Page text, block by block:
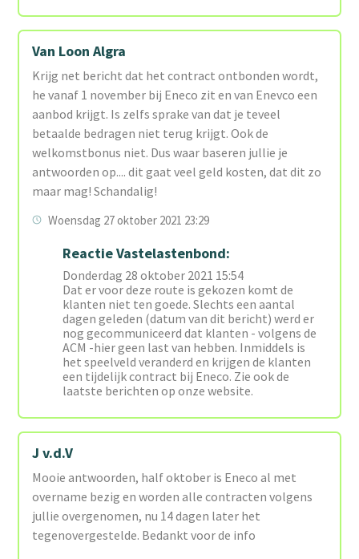
Van Loon Algra
Krijg net bericht dat het contract ontbonden wordt,
he vanaf 1 november bij Eneco zit en van Enevco een
aanbod krijgt. Is zelfs sprake van dat je teveel
betaalde bedragen niet terug krijgt. Ook de
welkomstbonus niet. Dus waar baseren jullie je
antwoorden op.... dit gaat veel geld kosten, dat dit zo
maar mag! Schandalig!
Woensdag 27 oktober 2021 23:29
Reactie Vastelastenbond:
Donderdag 28 oktober 2021 15:54
Dat er voor deze route is gekozen komt de
klanten niet ten goede. Slechts een aantal
dagen geleden (datum van dit bericht) werd er
nog gecommuniceerd dat klanten - volgens de
ACM -hier geen last van hebben. Inmiddels is
het speelveld veranderd en krijgen de klanten
een tijdelijk contract bij Eneco. Zie ook de
laatste berichten op onze website.
J v.d.V
Mooie antwoorden, half oktober is Eneco al met
overname bezig en worden alle contracten volgens
jullie overgenomen, nu 14 dagen later het
tegenovergestelde. Bedankt voor de info